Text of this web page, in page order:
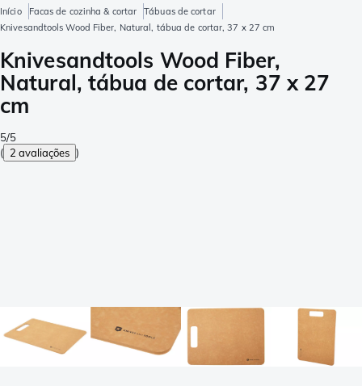
Início Facas de cozinha & cortar
Tábuas de cortar
Knivesandtools Wood Fiber, Natural, tábua de cortar, 37 x 27 cm
Knivesandtools Wood Fiber,
Natural, tábua de cortar, 37 x 27
cm
5/5
( 2 avaliações )